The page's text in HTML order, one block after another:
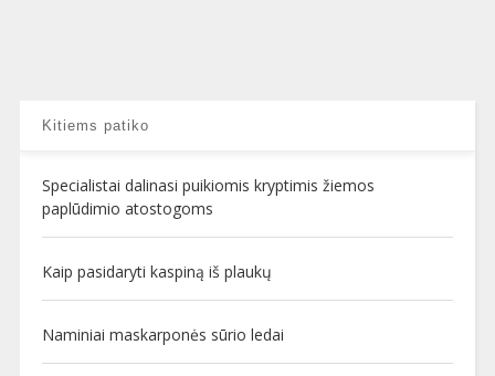
Kitiems patiko
Specialistai dalinasi puikiomis kryptimis žiemos
paplūdimio atostogoms
Kaip pasidaryti kaspiną iš plaukų
Naminiai maskarponės sūrio ledai